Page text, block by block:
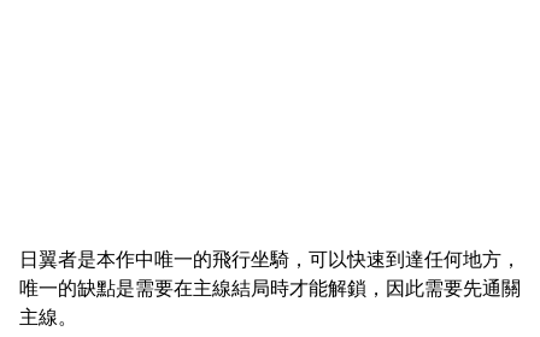
日翼者是本作中唯一的飛行坐騎，可以快速到達任何地方，
唯一的缺點是需要在主線結局時才能解鎖，因此需要先通關
主線。